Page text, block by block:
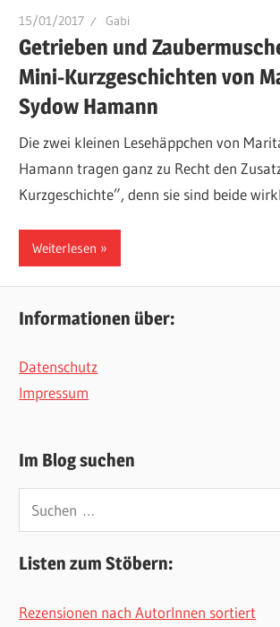
15/01/2017 Gabi
Getrieben und
Mini-Kurzgeschichten von
Sydow Hamann
Die zwei kleinen Lesehäppchen von
Hamann tragen ganz zu Recht den
Kurzgeschichte”, denn sie sind beide
Weiterlesen
Informationen über:
Datenschutz
Impressum
Im Blog suchen
Suchen
nach:
Listen zum Stöbern:
Rezensionen nach AutorInnen sortiert